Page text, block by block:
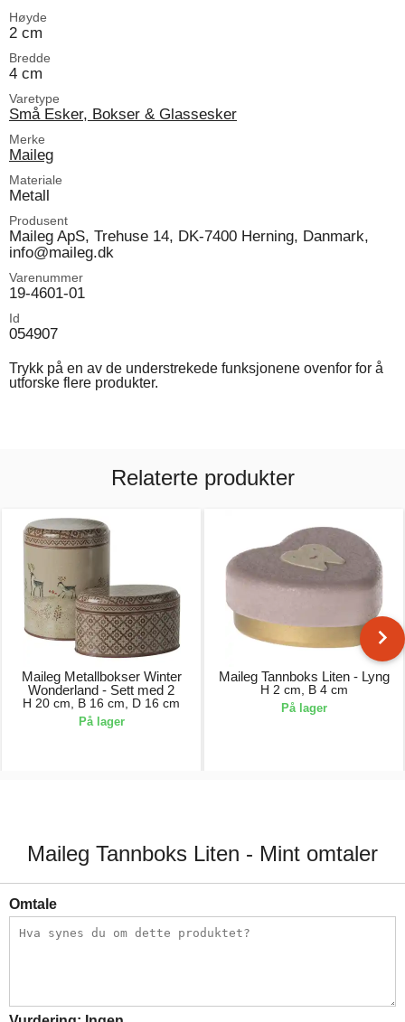
Høyde
2 cm
Bredde
4 cm
Varetype
Små Esker, Bokser & Glassesker
Merke
Maileg
Materiale
Metall
Produsent
Maileg ApS, Trehuse 14, DK-7400 Herning, Danmark,
info@maileg.dk
Varenummer
19-4601-01
Id
054907
Trykk på en av de understrekede funksjonene ovenfor for å
utforske flere produkter.
Relaterte produkter
Maileg Metallbokser Winter
Wonderland - Sett med 2
H 20 cm, B 16 cm, D 16 cm
På lager
Maileg Tannboks Liten - Lyng
H 2 cm, B 4 cm
På lager
Maileg Tannboks Liten - Mint omtaler
Omtale